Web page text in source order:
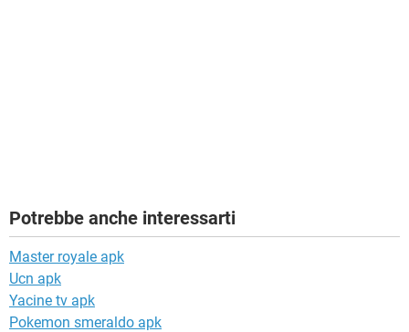
Potrebbe anche interessarti
Master royale apk
Ucn apk
Yacine tv apk
Pokemon smeraldo apk